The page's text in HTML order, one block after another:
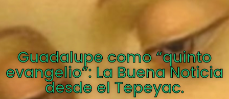
Guadalupe como “quinto
evangelio”: La Buena Noticia
desde el Tepeyac.